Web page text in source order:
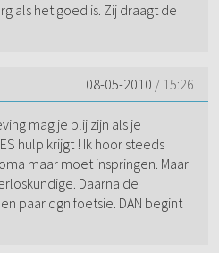
als het goed is. Zij draagt de
08-05-2010 / 15:26
mag je blij zijn als je
hulp krijgt ! Ik hoor steeds
maar moet inspringen. Maar
Daarna de
paar dgn foetsie. DAN begint